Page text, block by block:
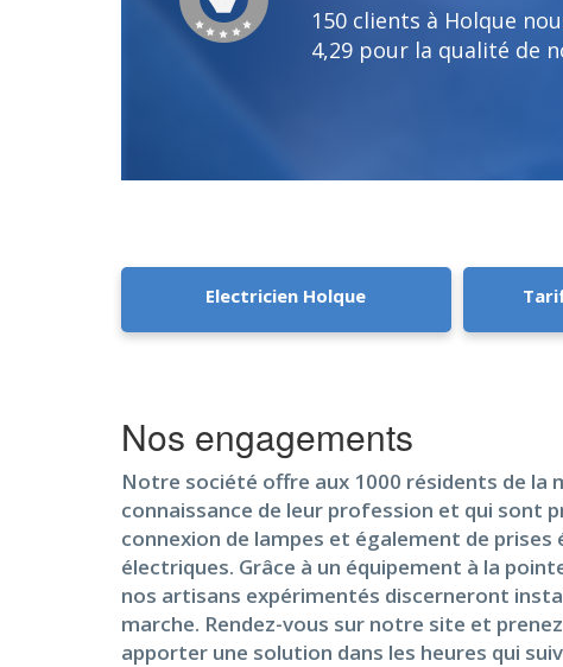
150 clients à Holque
4,29 pour la qualité de
Electricien Holque
Nos engagements
Notre société offre aux 1000 résidents de la
connaissance de leur profession et qui sont
connexion de lampes et également de
électriques. Grâce à un équipement à la
nos artisans expérimentés discerneront
marche. Rendez-vous sur notre site et
apporter une solution dans les heures qui